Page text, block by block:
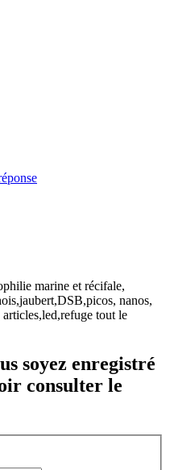
marine et récifale,
nanos,
tout le
soyez enregistré
consulter le